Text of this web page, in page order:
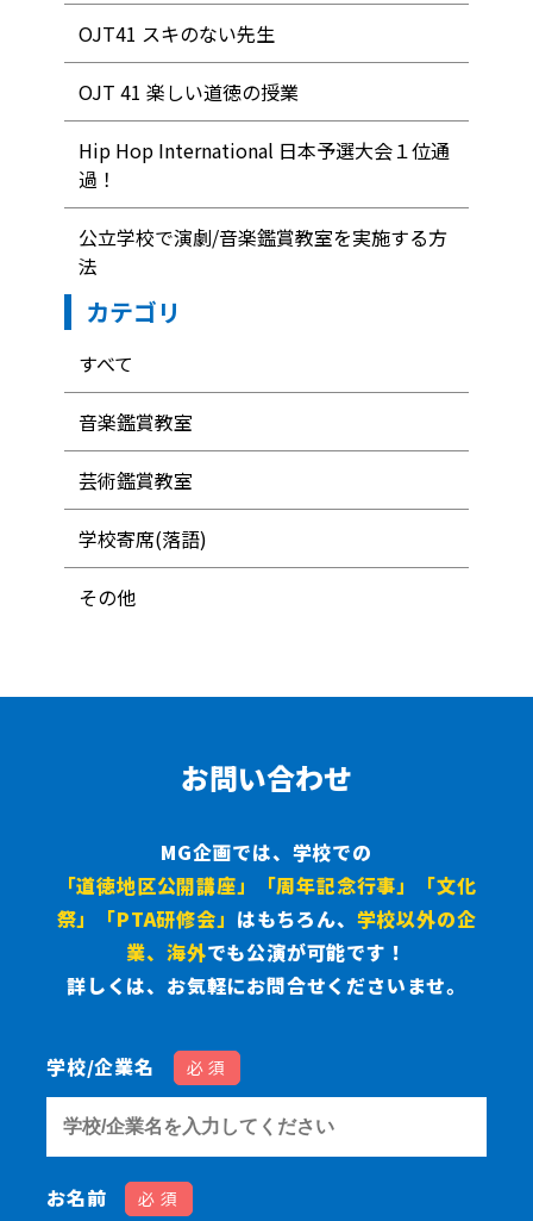
OJT41 スキのない先生
OJT 41 楽しい道徳の授業
Hip Hop International 日本予選大会１位通
過！
公立学校で演劇/音楽鑑賞教室を実施する方
法
カテゴリ
すべて
音楽鑑賞教室
芸術鑑賞教室
学校寄席(落語)
その他
お問い合わせ
MG企画では、学校での
「道徳地区公開講座」
「周年記念行事」
「文化
祭」
「PTA研修会」 はもちろん、 学校以外の企
業、海外でも公演が可能です！
詳しくは、お気軽にお問合せくださいませ。
学校/企業名 必須
お名前 必須